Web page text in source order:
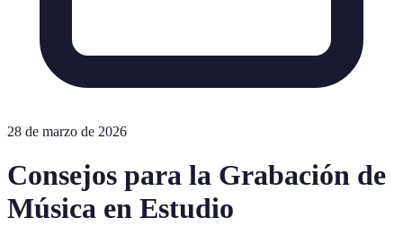
28 de marzo de 2026
Consejos para la Grabación de
Música en Estudio